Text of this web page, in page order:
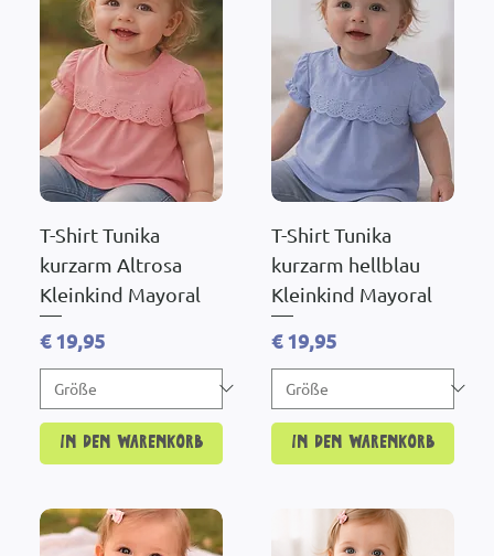
T-Shirt Tunika
kurzarm Altrosa
Kleinkind Mayoral
Preis
€ 19,95
In den Warenkorb
T-Shirt Tunika
kurzarm hellblau
Kleinkind Mayoral
Preis
€ 19,95
In den Warenkorb